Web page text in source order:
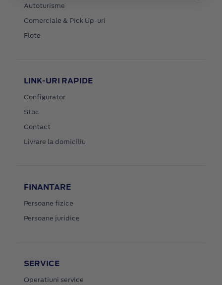
Autoturisme
Comerciale & Pick Up-uri
Flote
LINK-URI RAPIDE
Configurator
Stoc
Contact
Livrare la domiciliu
FINANTARE
Persoane fizice
Persoane juridice
SERVICE
Operatiuni service